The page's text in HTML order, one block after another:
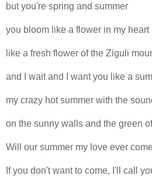
but you're spring and summer
you bloom like a flower in my heart
like a fresh flower of the Ziguli
and I wait and I want you like a
my crazy hot summer with the
on the sunny walls and the green
Will our summer my love ever
If you don't want to come, I'll call